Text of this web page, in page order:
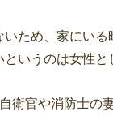
ため、家にい
いうのは女性と
衛官や消防士の